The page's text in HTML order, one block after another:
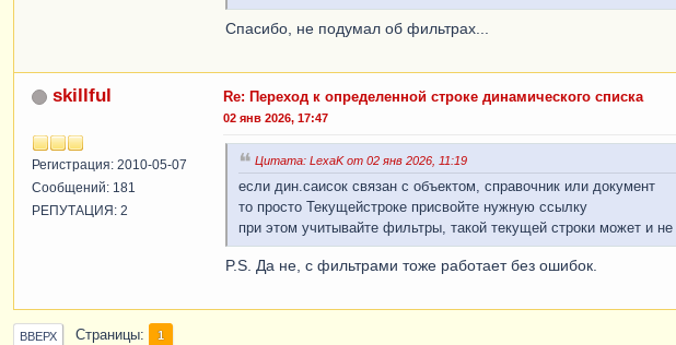
Спасибо, не подумал об фильтрах...
skillful
Регистрация: 2010-05-07
Сообщений: 181
РЕПУТАЦИЯ: 2
Re: Переход к определенной строке динамического списка
02 янв 2026, 17:47
Цитата: LexaK от 02 янв 2026, 11:19
если дин.саисок связан с объектом, справочник или документ
то просто Текущейстроке присвойте нужную ссылку
при этом учитывайте фильтры, такой текущей строки может и не
P.S. Да не, с фильтрами тоже работает без ошибок.
ВВЕРХ Страницы 1